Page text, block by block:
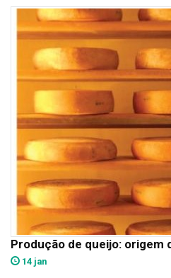
Produção de queijo: origem
14 jan